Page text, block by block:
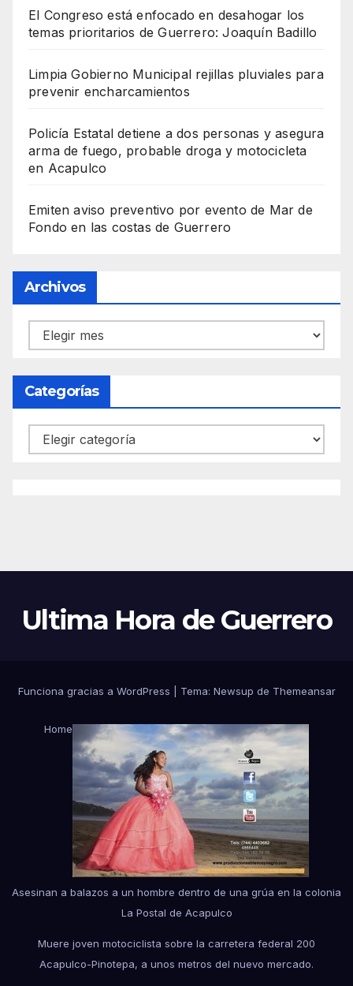
El Congreso está enfocado en desahogar los
temas prioritarios de Guerrero: Joaquín Badillo
Limpia Gobierno Municipal rejillas pluviales para
prevenir encharcamientos
Policía Estatal detiene a dos personas y asegura
arma de fuego, probable droga y motocicleta
en Acapulco
Emiten aviso preventivo por evento de Mar de
Fondo en las costas de Guerrero
Archivos
Archivos
Categorías
Categorías
Ultima Hora de Guerrero
Funciona gracias a WordPress Tema: Newsup de Themeansar
Home
Asesinan a balazos a un hombre dentro de una grúa en la colonia
La Postal de Acapulco
Muere joven motociclista sobre la carretera federal 200
Acapulco-Pinotepa, a unos metros del nuevo mercado.